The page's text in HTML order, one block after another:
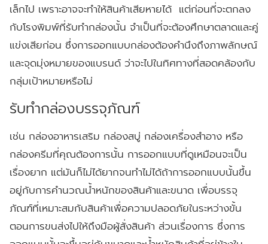
เล็กไป เพราะอาจจะทำให้สินค้าเสียหายได้ แต่ก่อนที่จะตกลง
กับโรงพิมพ์ที่รับทำกล่องนั้น จำเป็นที่จะต้องศึกษาตลาดและคู่
แข่งเสียก่อน ซึ่งการออกแบบกล่องต้องคำนึงถึงภาพลักษณ์
และจุดมุ่งหมายของแบรนด์ ว่าจะไปในทิศทางที่สอดคล้องกับ
กลุ่มเป้าหมายหรือไม่
รับทำกล่องบรรจุภัณฑ์
เช่น กล่องอาหารเสริม กล่องสบู่ กล่องเครื่องสำอาง หรือ
กล่องครีมที่คุณต้องการนั้น การออกแบบที่ดูเหมือนจะเป็น
เรื่องยาก แต่มันก็ไม่ได้ยากจนทำไม่ได้ถ้าการออกแบบนั้นขึ้น
อยู่กับการคำนวณน้ำหนักของสินค้าและขนาด เพื่อบรรจุ
ภัณฑ์ที่เหมาะสมกับสินค้าเพื่อความปลอดภัยในระหว่างขั้น
ตอนการขนส่งไปให้ถึงมือผู้สั่งสินค้า ส่วนเรื่องการ ซึ่งการ